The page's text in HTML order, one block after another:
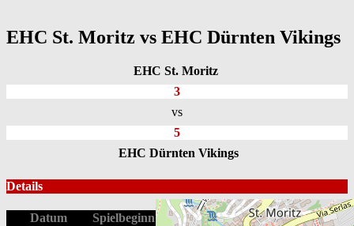
EHC St. Moritz vs EHC Dürnten Vikings
EHC St. Moritz
3
vs
5
EHC Dürnten Vikings
Details
Datum Spielbeginn Liga
Saison